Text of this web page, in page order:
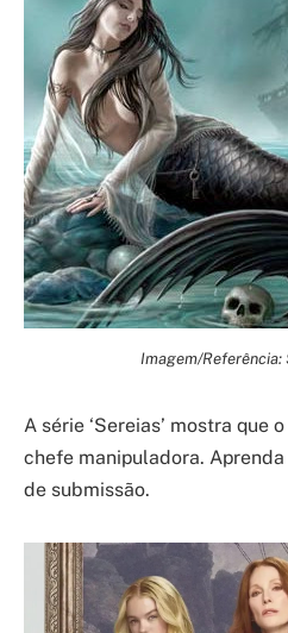
Imagem/
A série ‘Sereias’ mostra que
chefe manipuladora.
de submissão.